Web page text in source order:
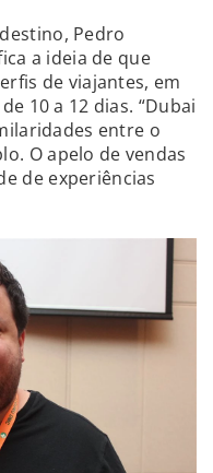
Pedro
a ideia de que
de viajantes, em
10 a 12 dias. “Dubai
entre o
O apelo de vendas
de experiências